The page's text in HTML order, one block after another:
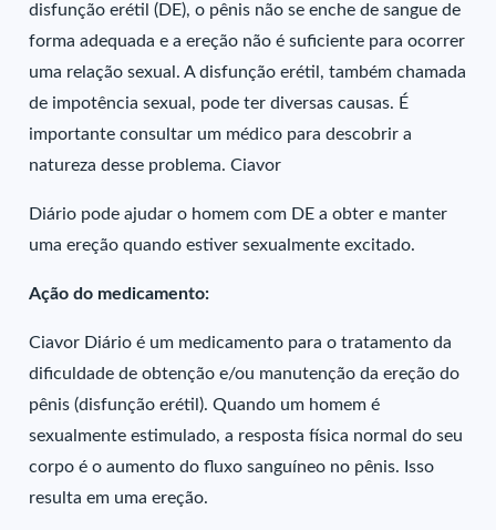
disfunção erétil (DE), o pênis não se enche de sangue de
forma adequada e a ereção não é suficiente para ocorrer
uma relação sexual. A disfunção erétil, também chamada
de impotência sexual, pode ter diversas causas. É
importante consultar um médico para descobrir a
natureza desse problema. Ciavor
Diário pode ajudar o homem com DE a obter e manter
uma ereção quando estiver sexualmente excitado.
Ação do medicamento:
Ciavor Diário é um medicamento para o tratamento da
dificuldade de obtenção e/ou manutenção da ereção do
pênis (disfunção erétil). Quando um homem é
sexualmente estimulado, a resposta física normal do seu
corpo é o aumento do fluxo sanguíneo no pênis. Isso
resulta em uma ereção.